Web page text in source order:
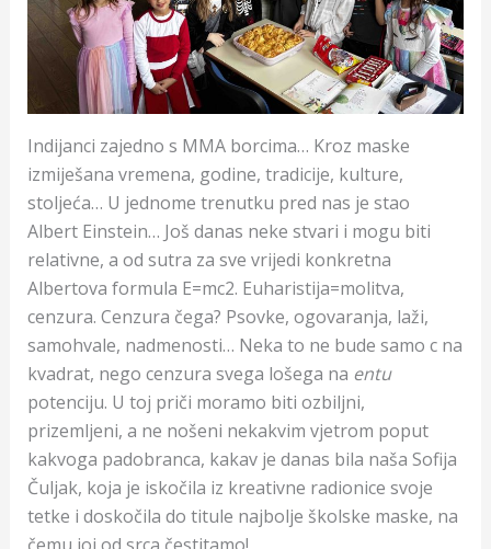
Indijanci zajedno s MMA borcima… Kroz maske
izmiješana vremena, godine, tradicije, kulture,
stoljeća… U jednome trenutku pred nas je stao
Albert Einstein… Još danas neke stvari i mogu biti
relativne, a od sutra za sve vrijedi konkretna
Albertova formula E=mc2. Euharistija=molitva,
cenzura. Cenzura čega? Psovke, ogovaranja, laži,
samohvale, nadmenosti… Neka to ne bude samo c na
kvadrat, nego cenzura svega lošega na entu
potenciju. U toj priči moramo biti ozbiljni,
prizemljeni, a ne nošeni nekakvim vjetrom poput
kakvoga padobranca, kakav je danas bila naša Sofija
Čuljak, koja je iskočila iz kreativne radionice svoje
tetke i doskočila do titule najbolje školske maske, na